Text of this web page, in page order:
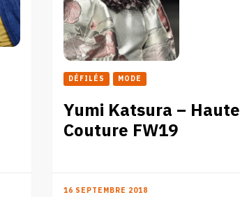
DÉFILÉS MODE
Yumi Katsura – Haute
Couture FW19
16 SEPTEMBRE 2018